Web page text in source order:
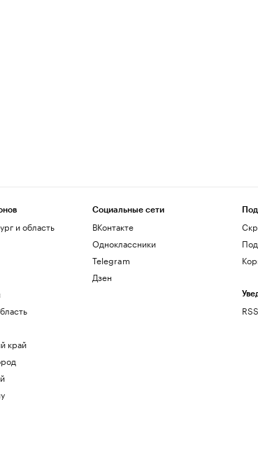
и область
край
Социальные сети
ВКонтакте
Одноклассники
Telegram
Дзен